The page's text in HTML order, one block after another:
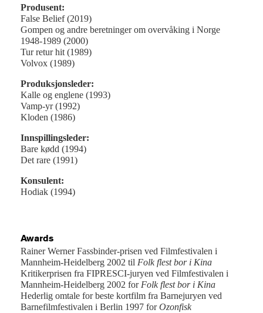
Produsent:
False Belief (2019)
Gompen og andre beretninger om overvåking i Norge
1948-1989 (2000)
Tur retur hit (1989)
Volvox (1989)
Produksjonsleder:
Kalle og englene (1993)
Vamp-yr (1992)
Kloden (1986)
Innspillingsleder:
Bare kødd (1994)
Det rare (1991)
Konsulent:
Hodiak (1994)
Awards
Rainer Werner Fassbinder-prisen ved Filmfestivalen i
Mannheim-Heidelberg 2002 til Folk flest bor i Kina
Kritikerprisen fra FIPRESCI-juryen ved Filmfestivalen i
Mannheim-Heidelberg 2002 for Folk flest bor i Kina
Hederlig omtale for beste kortfilm fra Barnejuryen ved
Barnefilmfestivalen i Berlin 1997 forOzonfisk